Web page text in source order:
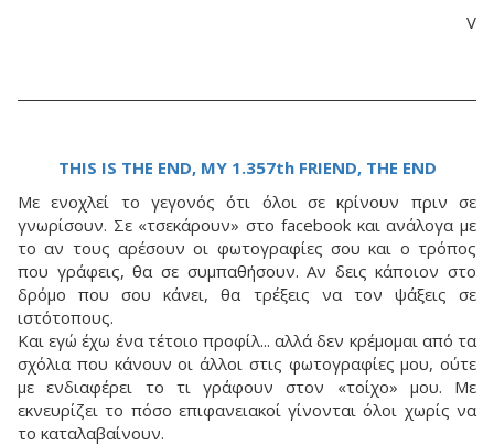
V
THIS IS THE END, MY 1.357th FRIEND, THE END
Με ενοχλεί το γεγονός ότι όλοι σε κρίνουν πριν σε
γνωρίσουν. Σε «τσεκάρουν» στο facebook και ανάλογα με
το αν τους αρέσουν οι φωτογραφίες σου και ο τρόπος
που γράφεις, θα σε συμπαθήσουν. Αν δεις κάποιον στο
δρόμο που σου κάνει, θα τρέξεις να τον ψάξεις σε
ιστότοπους.
Και εγώ έχω ένα τέτοιο προφίλ... αλλά δεν κρέμομαι από τα
σχόλια που κάνουν οι άλλοι στις φωτογραφίες μου, ούτε
με ενδιαφέρει το τι γράφουν στον «τοίχο» μου. Με
εκνευρίζει το πόσο επιφανειακοί γίνονται όλοι χωρίς να
το καταλαβαίνουν.